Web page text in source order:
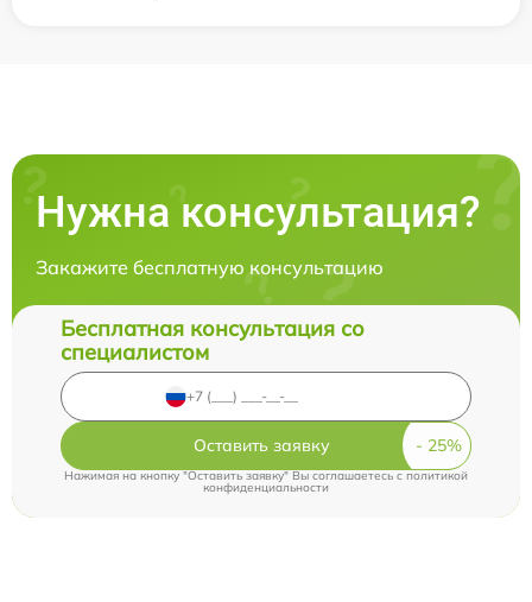
Нужна консультация?
Закажите бесплатную консультацию
Бесплатная консультация со
специалистом
Оставить заявку
Нажимая на кнопку "Оставить заявку" Вы соглашаетесь cполитикой
конфиденциальности